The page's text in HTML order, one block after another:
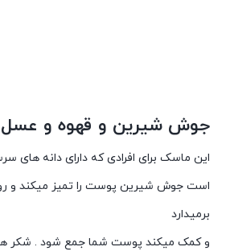
جوش شیرین و قهوه و عسل
این ماسک برای افرادی که دارای دانه های
است جوش شیرین پوست را تمیز میکند و
برمیدارد
و کمک میکند پوست شما جمع شود . شکر